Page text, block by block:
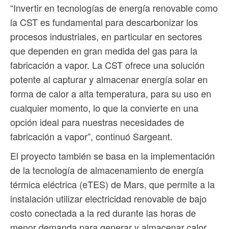
“Invertir en tecnologías de energía renovable como
la CST es fundamental para descarbonizar los
procesos industriales, en particular en sectores
que dependen en gran medida del gas para la
fabricación a vapor. La CST ofrece una solución
potente al capturar y almacenar energía solar en
forma de calor a alta temperatura, para su uso en
cualquier momento, lo que la convierte en una
opción ideal para nuestras necesidades de
fabricación a vapor”, continuó Sargeant.
El proyecto también se basa en la implementación
de la tecnología de almacenamiento de energía
térmica eléctrica (eTES) de Mars, que permite a la
instalación utilizar electricidad renovable de bajo
costo conectada a la red durante las horas de